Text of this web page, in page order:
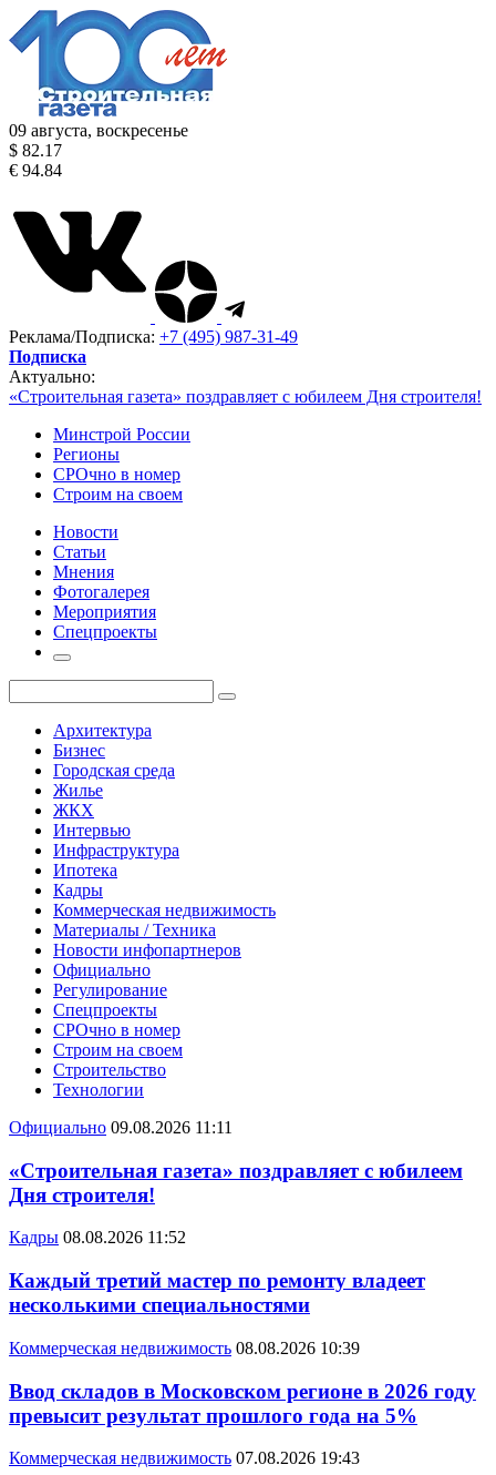
09 августа, воскресенье
$ 82.17
€ 94.84
Реклама/Подписка: +7 (495) 987-31-49
Подписка
Актуально:
«Строительная газета» поздравляет с юбилеем Дня строителя!
Минстрой России
Регионы
СРОчно в номер
Строим на своем
Новости
Статьи
Мнения
Фотогалерея
Мероприятия
Спецпроекты
Архитектура
Бизнес
Городская среда
Жилье
ЖКХ
Интервью
Инфраструктура
Ипотека
Кадры
Коммерческая недвижимость
Материалы / Техника
Новости инфопартнеров
Официально
Регулирование
Спецпроекты
СРОчно в номер
Строим на своем
Строительство
Технологии
Официально 09.08.2026 11:11
«Строительная газета» поздравляет с юбилеем
Дня строителя!
Кадры 08.08.2026 11:52
Каждый третий мастер по ремонту владеет
несколькими специальностями
Коммерческая недвижимость 08.08.2026 10:39
Ввод складов в Московском регионе в 2026 году
превысит результат прошлого года на 5%
Коммерческая недвижимость 07.08.2026 19:43